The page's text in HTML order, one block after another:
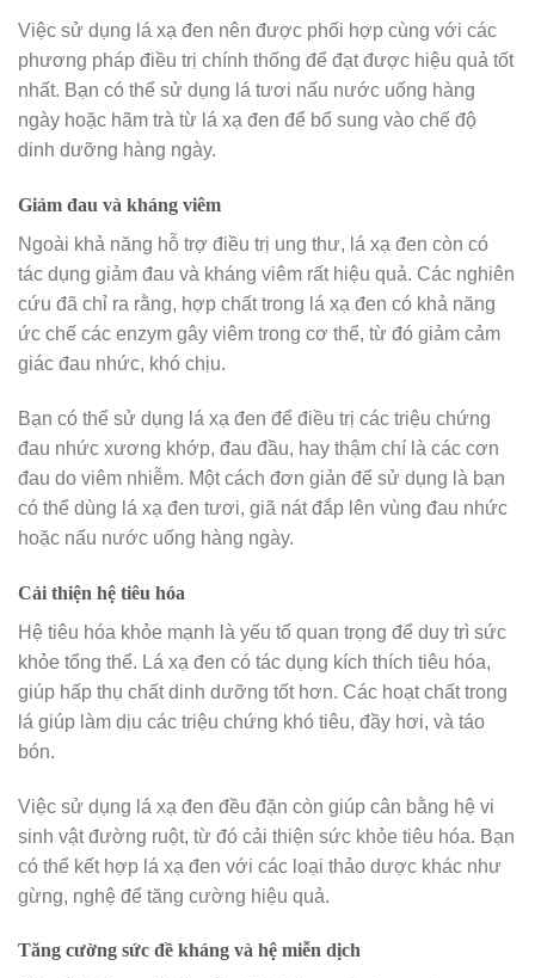
Việc sử dụng lá xạ đen nên được phối hợp cùng với các
phương pháp điều trị chính thống để đạt được hiệu quả tốt
nhất. Bạn có thể sử dụng lá tươi nấu nước uống hàng
ngày hoặc hãm trà từ lá xạ đen để bổ sung vào chế độ
dinh dưỡng hàng ngày.
Giảm đau và kháng viêm
Ngoài khả năng hỗ trợ điều trị ung thư, lá xạ đen còn có
tác dụng giảm đau và kháng viêm rất hiệu quả. Các nghiên
cứu đã chỉ ra rằng, hợp chất trong lá xạ đen có khả năng
ức chế các enzym gây viêm trong cơ thể, từ đó giảm cảm
giác đau nhức, khó chịu.
Bạn có thể sử dụng lá xạ đen để điều trị các triệu chứng
đau nhức xương khớp, đau đầu, hay thậm chí là các cơn
đau do viêm nhiễm. Một cách đơn giản để sử dụng là bạn
có thể dùng lá xạ đen tươi, giã nát đắp lên vùng đau nhức
hoặc nấu nước uống hàng ngày.
Cải thiện hệ tiêu hóa
Hệ tiêu hóa khỏe mạnh là yếu tố quan trọng để duy trì sức
khỏe tổng thể. Lá xạ đen có tác dụng kích thích tiêu hóa,
giúp hấp thụ chất dinh dưỡng tốt hơn. Các hoạt chất trong
lá giúp làm dịu các triệu chứng khó tiêu, đầy hơi, và táo
bón.
Việc sử dụng lá xạ đen đều đặn còn giúp cân bằng hệ vi
sinh vật đường ruột, từ đó cải thiện sức khỏe tiêu hóa. Bạn
có thể kết hợp lá xạ đen với các loại thảo dược khác như
gừng, nghệ để tăng cường hiệu quả.
Tăng cường sức đề kháng và hệ miễn dịch